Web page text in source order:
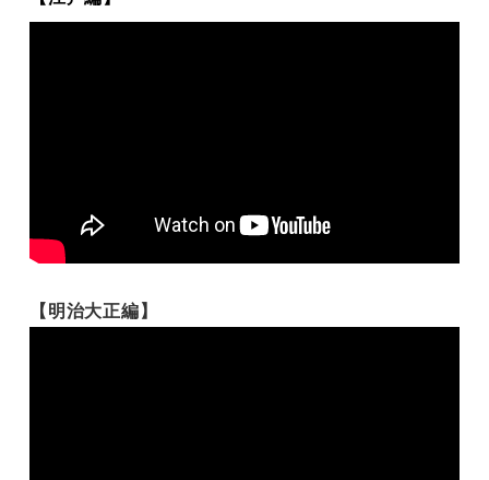
【明治大正編】